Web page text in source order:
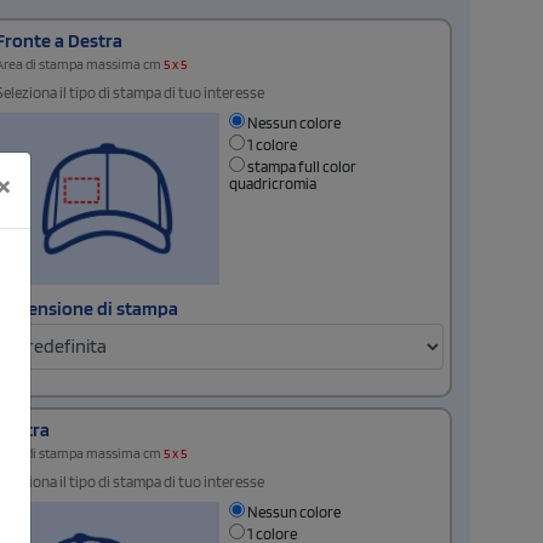
a Destra
di stampa massima cm 5 x 5
il tipo di stampa di tuo interesse
Nessun colore
1 colore
stampa full color
quadricromia
Dimensione di stampa
Destra
Area di stampa massima cm 5 x 5
Seleziona il tipo di stampa di tuo interesse
Nessun colore
1 colore